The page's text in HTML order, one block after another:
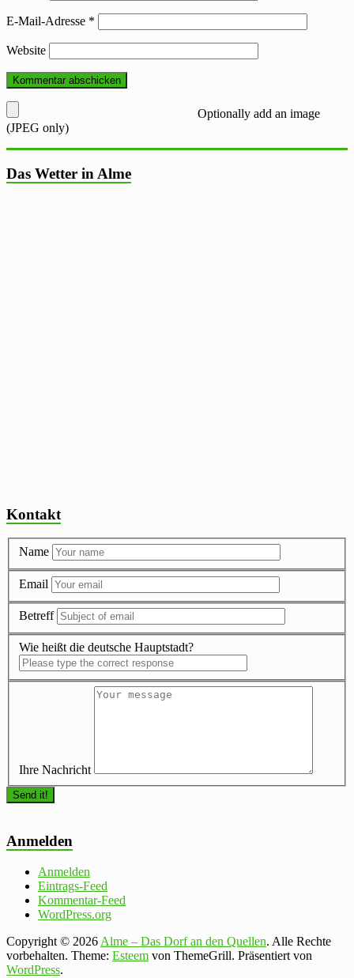
E-Mail-Adresse *
Website
Optionally add an image
(JPEG only)
Das Wetter in Alme
Kontakt
Name
Email
Betreff
Wie heißt die deutsche Hauptstadt?
Ihre Nachricht
Anmelden
Anmelden
Eintrags-Feed
Kommentar-Feed
WordPress.org
Copyright © 2026 Alme – Das Dorf an den Quellen. Alle Rechte
vorbehalten. Theme: Esteem von ThemeGrill. Präsentiert von
WordPress.